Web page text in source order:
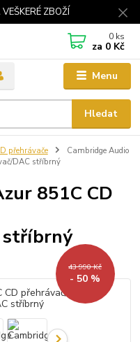
ZBOŽÍ
Menu
Hledat
0 ks
za 0 Kč
přehrávače
Cambridge Audio
DAC stříbrný
851C CD
stříbrný
43 990 Kč
- 50 %